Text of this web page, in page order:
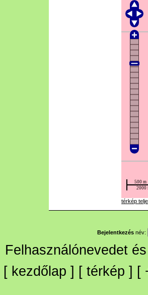
térkép
Bejelentkezés név:
Felhasználónevedet
[ kezdőlap ] [ térkép ] [